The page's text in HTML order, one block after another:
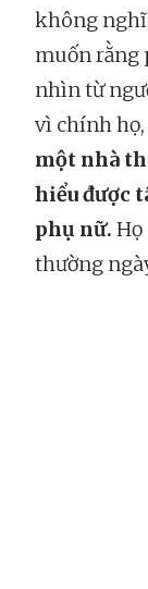
không nghĩ
muốn rằng
nhìn từ
vì chính
một nhà
hiểu được
phụ nữ.
thường